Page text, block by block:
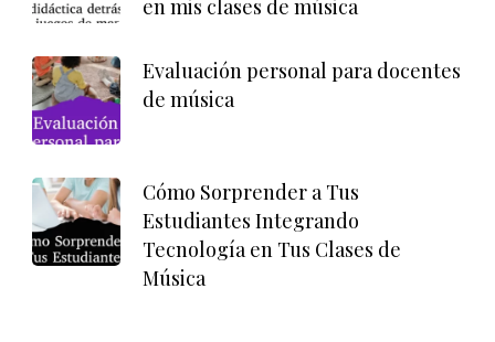
en mis clases de música
Evaluación personal para docentes
de música
Cómo Sorprender a Tus
Estudiantes Integrando
Tecnología en Tus Clases de
Música